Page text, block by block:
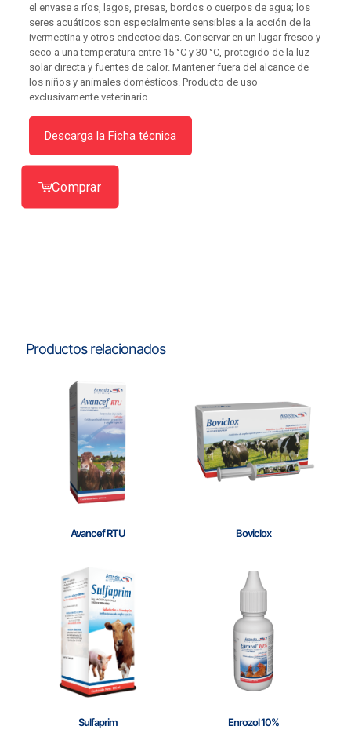
el envase a ríos, lagos, presas, bordos o cuerpos de agua; los
seres acuáticos son especialmente sensibles a la acción de la
ivermectina y otros endectocidas. Conservar en un lugar fresco y
seco a una temperatura entre 15 °C y 30 °C, protegido de la luz
solar directa y fuentes de calor. Mantener fuera del alcance de
los niños y animales domésticos. Producto de uso
exclusivamente veterinario.
Descarga la Ficha técnica
Comprar
Productos relacionados
Avancef RTU Boviclox
Sulfaprim Enrozol 10%